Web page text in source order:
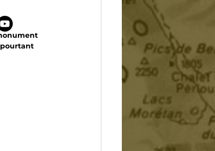
Top 10 rouleurs
pourtant